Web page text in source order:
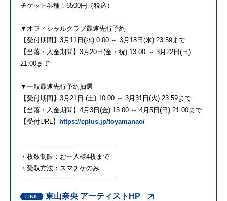
チケット券種：6500円（税込）
▼オフィシャルクラブ最速先行予約
【受付期間】3月11日(水) 0:00 ～ 3月18日(水) 23:59まで
【当落・入金期間】3月20日(金・祝) 13:00 ～ 3月22日(日)
21:00まで
▼一般最速先行予約抽選
【受付期間】3月21日 (土) 10:00 ～ 3月31日(火) 23:59まで
【当落・入金期間】4月3日(金) 13:00 ～ 4月5日(日) 21:00まで
【受付URL】
https://eplus.jp/toyamanao/
------------------------------------------------
・枚数制限：お一人様4枚まで
・受取方法：スマチケのみ
------------------------------------------------
東山奈央 アーティストHP